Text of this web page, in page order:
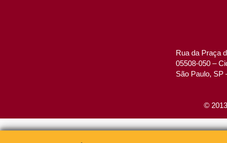
Rua da Praça
05508-050 –
São Paulo, SP
©